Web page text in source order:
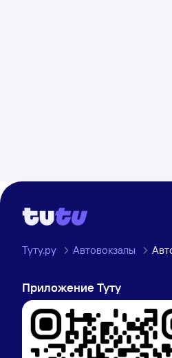
Туту.ру Автовокзалы
Приложение Туту